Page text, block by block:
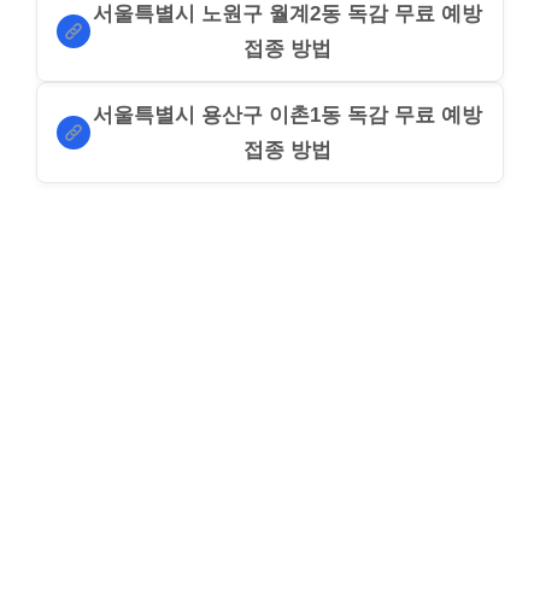
서울특별시 노원구 월계2동 독감 무료 예방
접종 방법
서울특별시 용산구 이촌1동 독감 무료 예방
접종 방법